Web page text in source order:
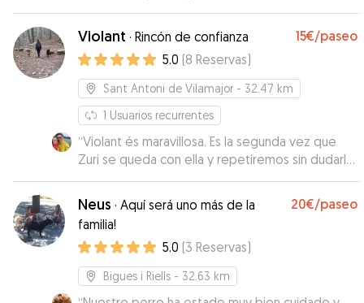
contenta, muchas gracias”
Violant · Rincón de confianza 15€/paseo
5.0 (8 Reservas)
Sant Antoni de Vilamajor - 32.47 km
1 Usuarios recurrentes
“Violant és maravillosa. Es la segunda vez que
Zuri se queda con ella y repetiremos sin dudarlo.
Sabemos que él está feliz y encantado con
Violant y eso es lo más importante para
nosotros. Ella conoce las necesidades de Zuri y
se adapta para que él pueda disfrutar y a la vez
mantener su calma. Violant le acompaña de una
forma preciosa y estamos muy agradecidos por
ello. Gràcies, Violant.”
Neus · Aquí será uno más de la
familia!
20€/paseo
5.0 (3 Reservas)
Bigues i Riells - 32.63 km